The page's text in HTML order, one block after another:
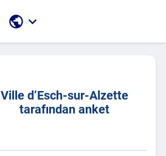
public keyboard_arrow_down
Ville d’Esch-sur-Alzette
tarafından anket